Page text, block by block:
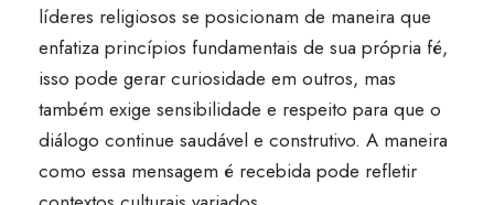
líderes religiosos se posicionam de maneira que
enfatiza princípios fundamentais de sua própria fé,
isso pode gerar curiosidade em outros, mas
também exige sensibilidade e respeito para que o
diálogo continue saudável e construtivo. A maneira
como essa mensagem é recebida pode refletir